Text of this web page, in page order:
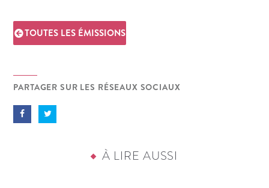
TOUTES LES ÉMISSIONS
PARTAGER SUR LES RÉSEAUX SOCIAUX
À LIRE AUSSI